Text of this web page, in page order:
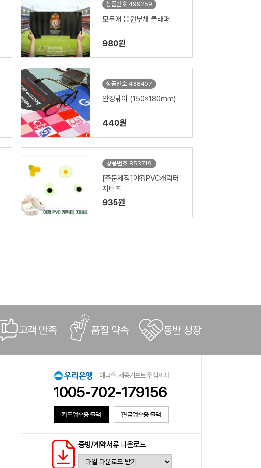
상품번호 499259
모두애 응원부채 클래퍼
980원
상품번호 438407
안경닦이 (150x180mm)
440원
상품번호 853719
[주문제작]야광PVC캐릭터
지비츠
935원
고객 만족 품질 약속 동반 성장
예금주: 세종기프트 주식회사
1005-702-179156
카드영수증 출력 현금영수증 출력
증빙/계약서류다운로드